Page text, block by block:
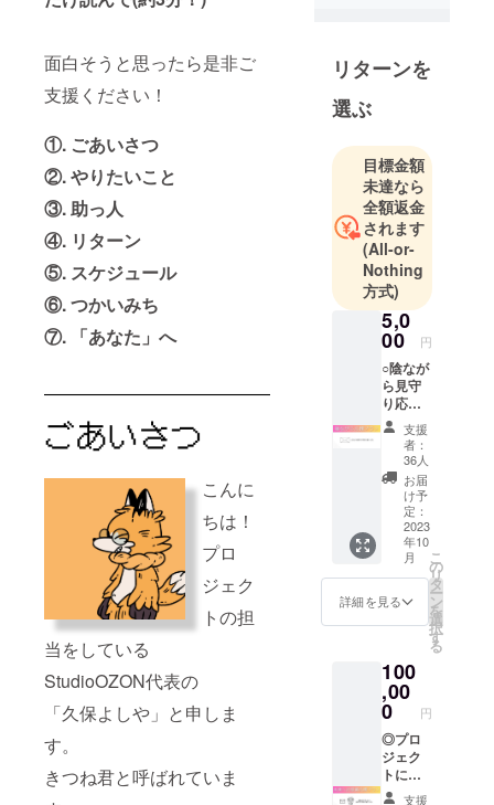
面白そうと思ったら是非ご
支援ください！
①. ごあいさつ
②. やりたいこと
③. 助っ人
④. リターン
⑤. スケジュール
⑥. つかいみち
⑦. 「あなた」へ
こんに
ちは！
プロ
ジェク
トの担
当をしている
StudioOZON代表の
「久保よしや」と申しま
す。
きつね君と呼ばれていま
ボードゲー
ム、イマー
シブシア
ターや人
狼、ストー
リープレイ
ング。ライ
ブ配信に、
イラストや
デザイン、
フェスの開
催まで。コ
ンテンツを
通して、魔
法使いや騎
士になった
り、殺人鬼
の館から脱
出を試みた
り、かわい
くてかっこ
いい姿のア
イドルに
なったり、
い「何か」
を得るかも
しれませ
ん。さまざ
まな世界で
リターンを
選ぶ
目標金額
未達なら
全額返金
されます
(All-or-
Nothing
方式)
5,0
00 円
○陰なが
ら見守
り応援
するプ
ランで
す。 遠
方でビ
ルに来
れない
方や 他
プラン
＋もう
一声い
ただけ
る場合
は 是非
をご支
援くだ
さい。
応援へ
のお礼
をお手
紙にし
て郵送
支援
者：
36人
お届
け予
定：
2023
年10
月
詳細を見る
こ
の
リ
タ
ー
ン
を
選
択
す
る
100
,00
0 円
◎プロ
ジェク
トに共
感し全
支援